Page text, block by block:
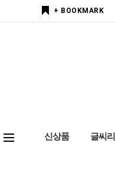
+ BOOKMARK
신상품 글씨